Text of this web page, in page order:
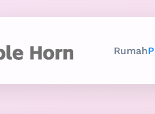
Rumah